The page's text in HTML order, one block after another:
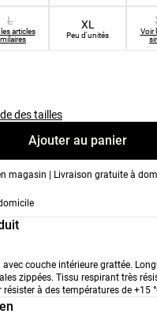
L
articles
XL
Peu d'unités
Voir
des tailles
Ajouter au panier
magasin | Livraison gratuite à
couche intérieure grattée.
zippées. Tissu respirant très
à des températures de +15
lors d’un test standardisé